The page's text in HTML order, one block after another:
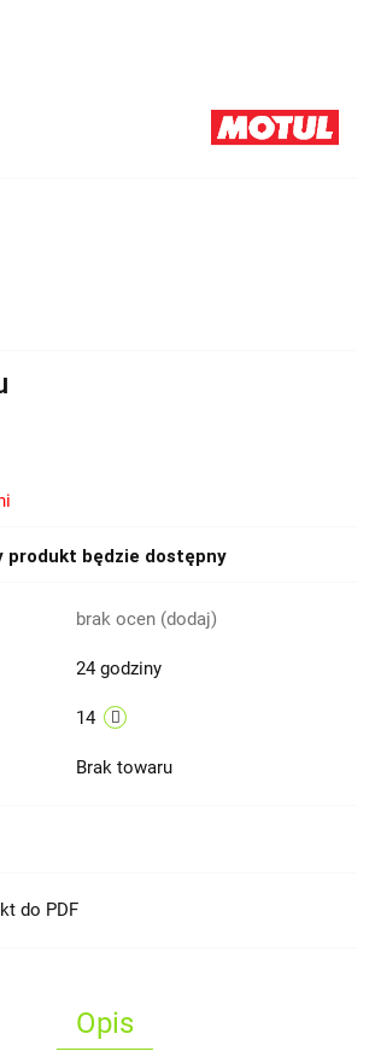
produkt będzie dostępny
brak ocen (dodaj)
24 godziny
14
Brak towaru
do PDF
Opis